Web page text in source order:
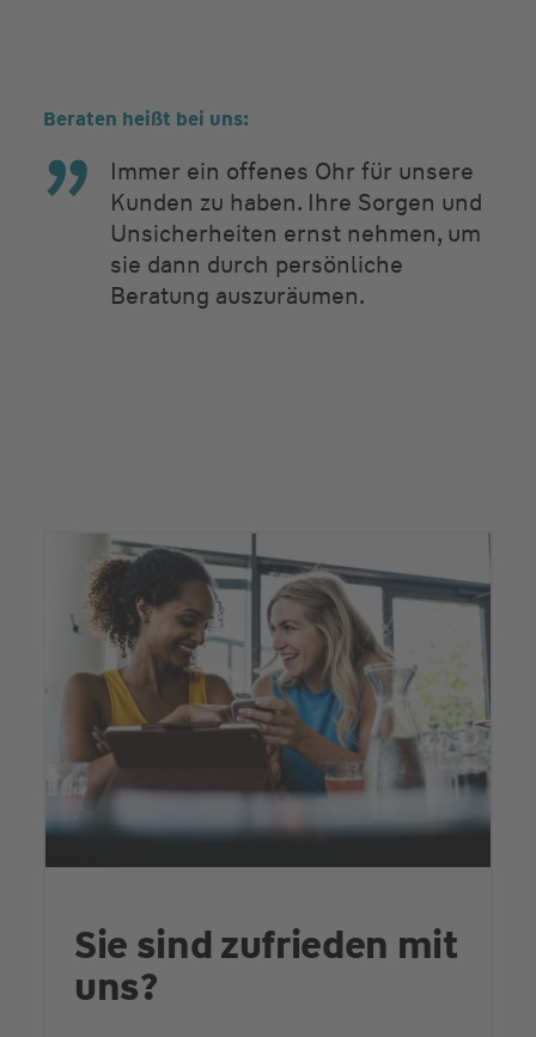
Beraten heißt bei uns:
Immer ein offenes Ohr für unsere
Kunden zu haben. Ihre Sorgen und
Unsicherheiten ernst nehmen, um
sie dann durch persönliche
Beratung auszuräumen.
Sie sind zufrieden mit
uns?